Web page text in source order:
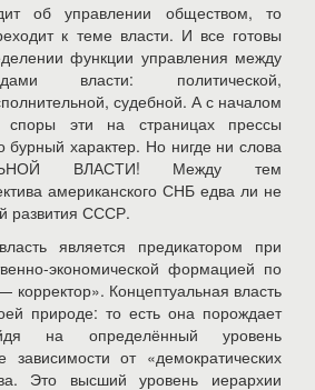
об управлении обществом, то
к теме власти. И все готовы
функции управления между
власти: политической,
судебной. А с началом
споры эти на страницах прессы
бурный характер. Но нигде ни слова
ВЛАСТИ! Между тем
американского СНБ едва ли не
развития СССР.
является предикатором при
экономической формацией по
корректор». Концептуальная власть
природе: то есть она порождает
на определённый уровень
от «демократических
Это высший уровень иерархии